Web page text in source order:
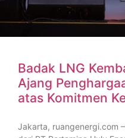
Badak LNG
Ajang
atas Komitmen
Jakarta, ruangenergi.com